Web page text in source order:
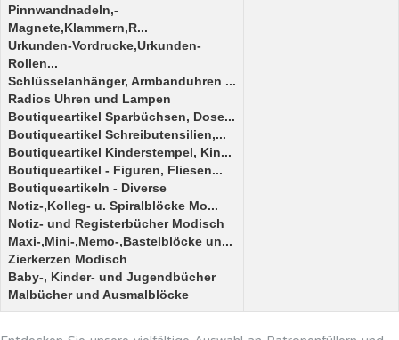
Pinnwandnadeln,-
Magnete,Klammern,R...
Urkunden-Vordrucke,Urkunden-
Rollen...
Schlüsselanhänger, Armbanduhren ...
Radios Uhren und Lampen
Boutiqueartikel Sparbüchsen, Dose...
Boutiqueartikel Schreibutensilien,...
Boutiqueartikel Kinderstempel, Kin...
Boutiqueartikel - Figuren, Fliesen...
Boutiqueartikeln - Diverse
Notiz-,Kolleg- u. Spiralblöcke Mo...
Notiz- und Registerbücher Modisch
Maxi-,Mini-,Memo-,Bastelblöcke un...
Zierkerzen Modisch
Baby-, Kinder- und Jugendbücher
Malbücher und Ausmalblöcke